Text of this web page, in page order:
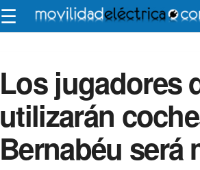
☰
Los jugadores
utilizarán
Bernabéu será